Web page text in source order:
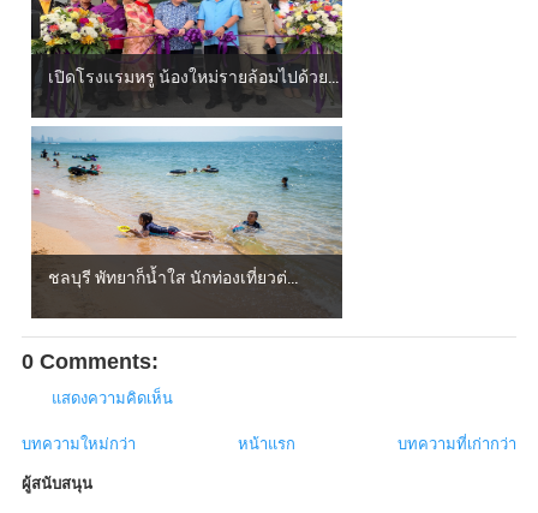
เปิดโรงแรมหรู น้องใหม่รายล้อมไปด้วย...
ชลบุรี พัทยาก็น้ำใส นักท่องเที่ยวต่...
0 Comments:
แสดงความคิดเห็น
บทความใหม่กว่า บทความที่เก่ากว่า
หน้าแรก
ผู้สนับสนุน